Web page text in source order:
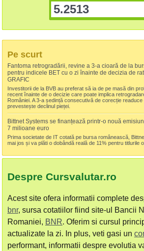
Pe scurt
Fantoma retrogradării, revine a 3-a cioară de la
pentru indicele BET cu o zi înainte de decizia de
GRAFIC
Investitorii de la BVB au preferat să ia de pe masă din
recent înainte de o decizie care poate implica
României. A 3-a ședință consecutivă de corecție
prevestește declinul pieței.
Bittnet Systems se finanțează printr-o nouă
7 milioane euro
Prima societate de IT cotată pe bursa românească,
mai jos și va plăti o dobândă reală de 11% pentru titlurile
Despre Cursvalutar.ro
Acest site ofera informatii complete
bnr, sursa cotatiilor fiind site-ul Bancii
Romaniei, BNR. Oferim si cursul
actualizate la zi. In plus, veti gasi un
performant, informatii despre evolutia